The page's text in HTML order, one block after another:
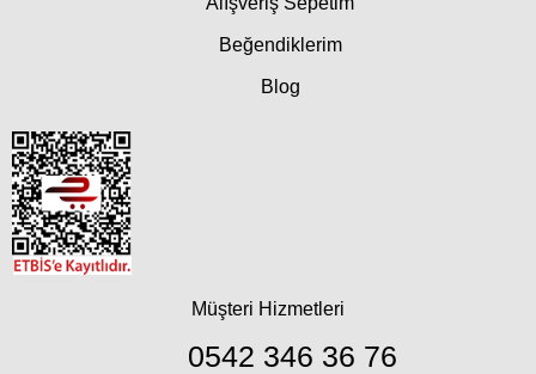
Beğendiklerim
Blog
Müşteri Hizmetleri
0542 346 36 76